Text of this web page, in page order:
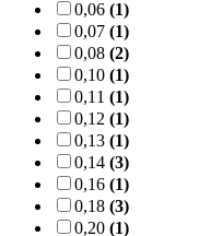
0,06 (1)
0,07 (1)
0,08 (2)
0,10 (1)
0,11 (1)
0,12 (1)
0,13 (1)
0,14 (3)
0,16 (1)
0,18 (3)
0,20 (1)